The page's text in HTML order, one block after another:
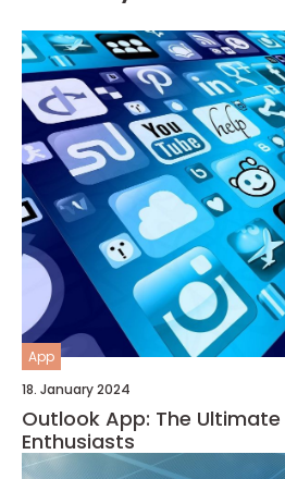
App
18. January 2024
Outlook App: The
Enthusiasts